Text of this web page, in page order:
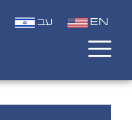
עב EN